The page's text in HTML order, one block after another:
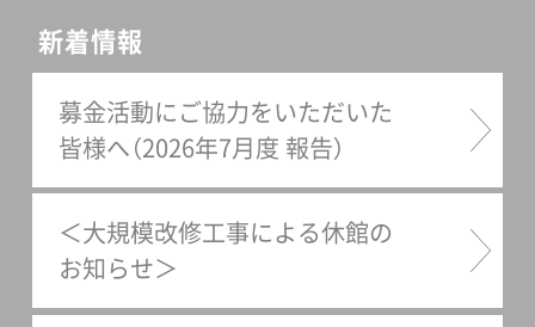
館ボランティア）、出張授業を
担当する大学生インターン、
当館普及担当職員。日々こう
した連携事業をともに行って
いるのですが、ここ数年コロ
ナ禍もあり、交流を深める機
会はほとんどありませんでし
新着情報
募金活動にご協力をいただいた
皆様へ（2026年7月度 報告）
＜大規模改修工事による休館の
お知らせ＞